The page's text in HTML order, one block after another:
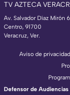
TV AZTECA
Av. Salvador Díaz Mirón
Centro, 91700
Veracruz, Ver.
Aviso de privacidad
Defensor de